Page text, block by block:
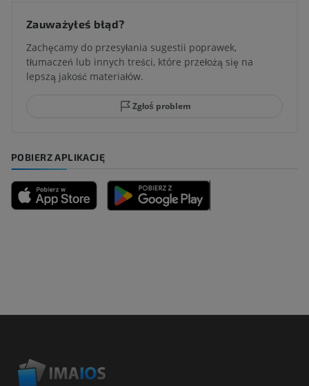
Zauważyłeś błąd?
Zachęcamy do przesyłania sugestii poprawek,
tłumaczeń lub innych treści, które przełożą się na
lepszą jakość materiałów.
Zgłoś problem
POBIERZ APLIKACJĘ